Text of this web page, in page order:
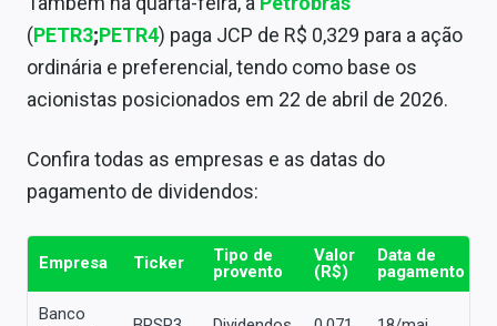
Expediente
Contato
(PETR3;PETR4) paga JCP de R$ 0,329 para a ação
ordinária e preferencial, tendo como base os
acionistas posicionados em 22 de abril de 2026.
Confira todas as empresas e as datas do
pagamento de dividendos:
Empresa Ticker
Tipo de
provento
Valor
(R$)
Data de
pagamento
Banco